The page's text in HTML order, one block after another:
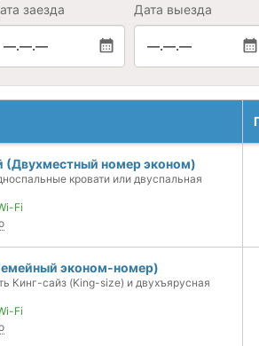
заезда
—.—.—
Дата выезда
—.—.—
(Двухместный номер эконом)
кровати или двуспальная
Fi
эконом-номер)
Кинг-сайз (King-size) и двухъярусная
Fi